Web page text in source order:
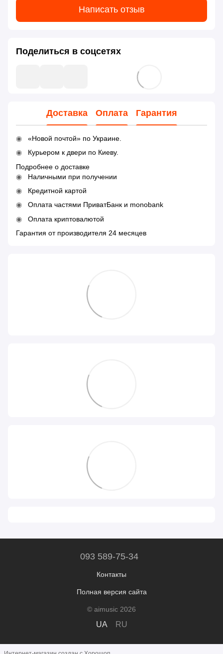
Написать отзыв
Поделиться в соцсетях
Доставка Оплата Гарантия
«Новой почтой» по Украине.
Курьером к двери по Киеву.
Подробнее о доставке
Наличными при получении
Кредитной картой
Оплата частями ПриватБанк и monobank
Оплата криптовалютой
Гарантия от производителя 24 месяцев
093 589-75-34
Контакты
Полная версия сайта
© aimusic 2026
UA RU